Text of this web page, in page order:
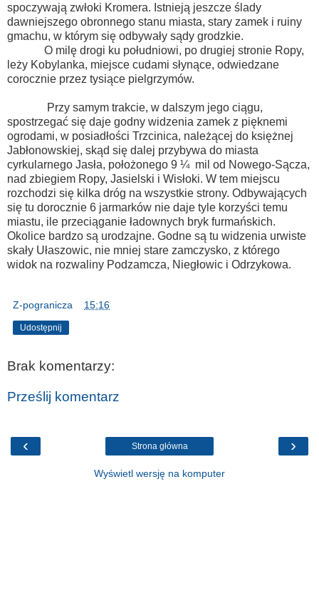
spoczywają zwłoki Kromera. Istnieją jeszcze ślady
dawniejszego obronnego stanu miasta, stary zamek i ruiny
gmachu, w którym się odbywały sądy grodzkie.
O milę drogi ku południowi, po drugiej stronie Ropy,
leży Kobylanka, miejsce cudami słynące, odwiedzane
corocznie przez tysiące pielgrzymów.
Przy samym trakcie, w dalszym jego ciągu,
spostrzegać się daje godny widzenia zamek z pięknemi
ogrodami, w posiadłości Trzcinica, należącej do księżnej
Jabłonowskiej, skąd się dalej przybywa do miasta
cyrkularnego Jasła, położonego 9 ¼ mil od Nowego-Sącza,
nad zbiegiem Ropy, Jasielski i Wisłoki. W tem miejscu
rozchodzi się kilka dróg na wszystkie strony. Odbywających
się tu dorocznie 6 jarmarków nie daje tyle korzyści temu
miastu, ile przeciąganie ładownych bryk furmańskich.
Okolice bardzo są urodzajne. Godne są tu widzenia urwiste
skały Ułaszowic, nie mniej stare zamczysko, z którego
widok na rozwaliny Podzamcza, Niegłowic i Odrzykowa.
Z-pogranicza 15:16
Udostępnij
Brak komentarzy:
Prześlij komentarz
‹ ›
Strona główna
Wyświetl wersję na komputer